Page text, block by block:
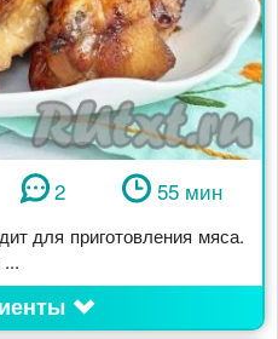
2 55 мин
для приготовления мяса.